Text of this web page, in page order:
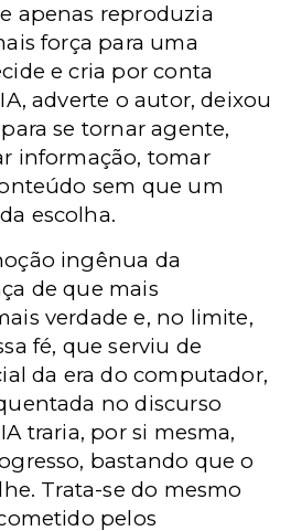
apenas reproduzia
força para uma
e cria por conta
adverte o autor, deixou
se tornar agente,
informação, tomar
sem que um
escolha.
ingênua da
de que mais
verdade e, no limite,
fé, que serviu de
da era do computador,
no discurso
traria, por si mesma,
bastando que o
Trata-se do mesmo
pelos